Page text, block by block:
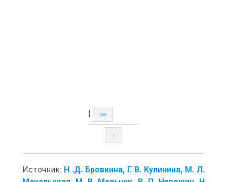
>>
↑
Источник: Н .Д. Бровкина, Г. В. Кулинина, М. Л.